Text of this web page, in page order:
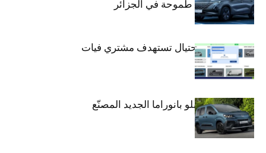
صناعة سيارات طموحة في الجزائر
تحذير: عملية احتيال تستهدف مشتري فيات
دوبلو بانوراما
فيات تطلق دوبلو بانوراما الجديد المصنّع
في الجزائر